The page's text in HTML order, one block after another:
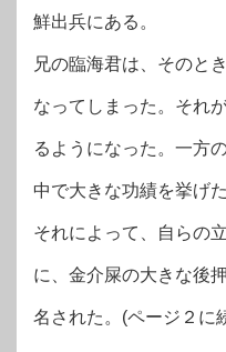
鮮出兵にある。
兄の臨海君は、そのと
なってしまった。それ
るようになった。一方
中で大きな功績を挙げた
それによって、自らの
に、金介屎の大きな後
名された。(ページ２に